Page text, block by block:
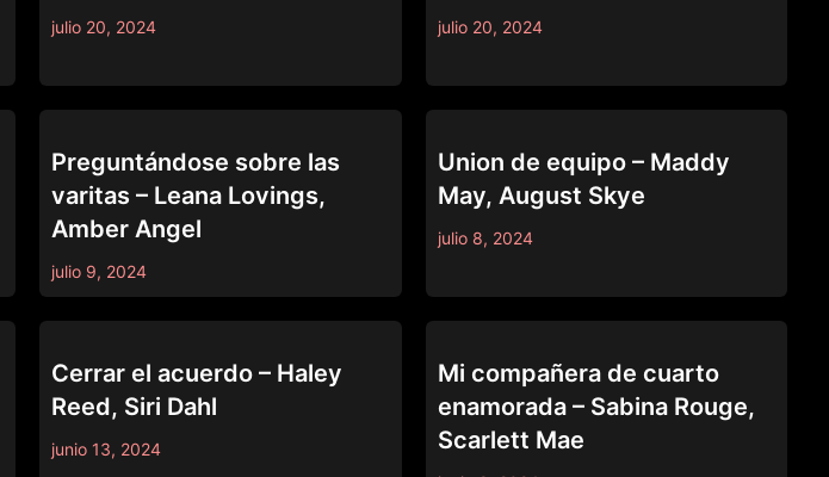
julio 20, 2024 julio 20, 2024
Preguntándose sobre las
varitas – Leana Lovings,
Amber Angel
julio 9, 2024
Union de equipo – Maddy
May, August Skye
julio 8, 2024
Cerrar el acuerdo – Haley
Reed, Siri Dahl
junio 13, 2024
Mi compañera de cuarto
enamorada – Sabina Rouge,
Scarlett Mae